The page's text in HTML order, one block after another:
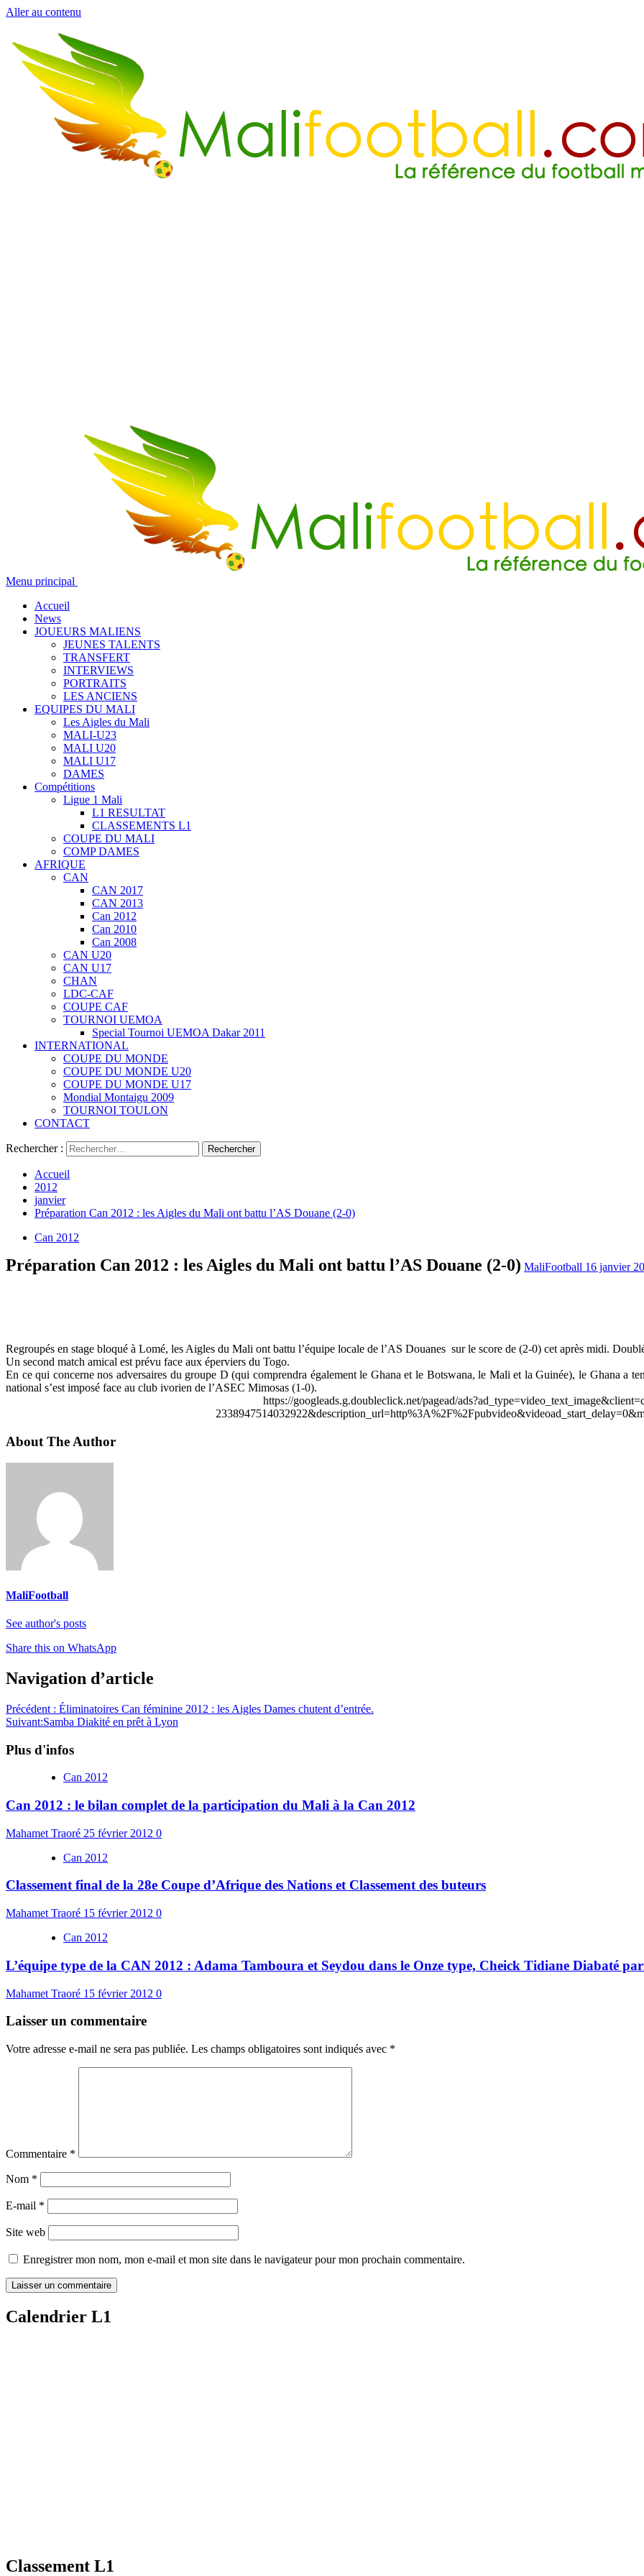
Aller au contenu
Menu principal
Accueil
News
JOUEURS MALIENS
JEUNES TALENTS
TRANSFERT
INTERVIEWS
PORTRAITS
LES ANCIENS
EQUIPES DU MALI
Les Aigles du Mali
MALI-U23
MALI U20
MALI U17
DAMES
Compétitions
Ligue 1 Mali
L1 RESULTAT
CLASSEMENTS L1
COUPE DU MALI
COMP DAMES
AFRIQUE
CAN
CAN 2017
CAN 2013
Can 2012
Can 2010
Can 2008
CAN U20
CAN U17
CHAN
LDC-CAF
COUPE CAF
TOURNOI UEMOA
Special Tournoi UEMOA Dakar 2011
INTERNATIONAL
COUPE DU MONDE
COUPE DU MONDE U20
COUPE DU MONDE U17
Mondial Montaigu 2009
TOURNOI TOULON
CONTACT
Rechercher :
Accueil
2012
janvier
Préparation Can 2012 : les Aigles du Mali ont battu l’AS Douane (2-0)
Can 2012
Préparation Can 2012 : les Aigles du Mali ont battu l’AS Douane (2-0) MaliFootball 16 janvier
Regroupés en stage bloqué à Lomé, les Aigles du Mali ont battu l’équipe locale de l’AS Douanes sur le score de (2-0) cet après midi.
Un second match amical est prévu face aux éperviers du Togo.
En ce qui concerne nos adversaires du groupe D (qui comprendra également le Ghana et le Botswana, le Mali et la Guinée), le Ghana a
national s’est imposé face au club ivorien de l’ASEC Mimosas (1-0).
https://googleads.g.doubleclick.net/pagead/
About The Author
MaliFootball
See author's posts
Share this on WhatsApp
Navigation d’article
Précédent : Éliminatoires Can féminine 2012 : les Aigles Dames chutent d’entrée.
Suivant:Samba Diakité en prêt à Lyon
Plus d'infos
Can 2012
Can 2012 : le bilan complet de la participation du Mali à la Can 2012
Mahamet Traoré 25 février 2012 0
Can 2012
Classement final de la 28e Coupe d’Afrique des Nations et Classement des buteurs
Mahamet Traoré 15 février 2012 0
Can 2012
L’équipe type de la CAN 2012 : Adama Tamboura et Seydou dans le Onze type, Cheick Tidiane Diabaté
Mahamet Traoré 15 février 2012 0
Laisser un commentaire
Votre adresse e-mail ne sera pas publiée. Les champs obligatoires sont indiqués avec *
Commentaire *
Nom *
E-mail *
Site web
Enregistrer mon nom, mon e-mail et mon site dans le navigateur pour mon prochain commentaire.
Calendrier L1
Classement L1